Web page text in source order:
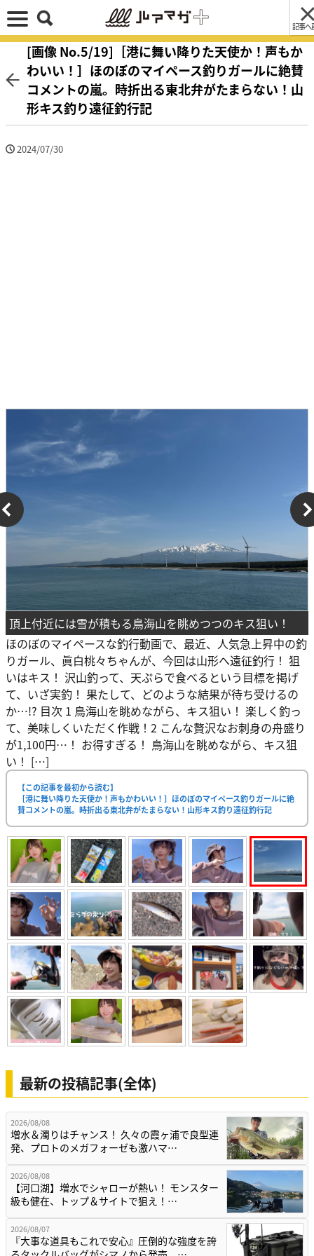
記事へ
[画像 No.5/19]［港に舞い降りた天使か！声もか
わいい！］ほのぼのマイペース釣りガールに絶賛
コメントの嵐。時折出る東北弁がたまらない！山
形キス釣り遠征釣行記
2024/07/30
頂上付近には雪が積もる鳥海山を眺めつつのキス狙い！
ほのぼのマイペースな釣行動画で、最近、人気急上昇中の釣
りガール、眞白桃々ちゃんが、今回は山形へ遠征釣行！ 狙
いはキス！ 沢山釣って、天ぷらで食べるという目標を掲げ
て、いざ実釣！ 果たして、どのような結果が待ち受けるの
か…!? 目次 1 鳥海山を眺めながら、キス狙い！ 楽しく釣っ
て、美味しくいただく作戦！2 こんな贅沢なお刺身の舟盛り
が1,100円…！ お得すぎる！ 鳥海山を眺めながら、キス狙
い！ […]
【この記事を最初から読む】
［港に舞い降りた天使か！声もかわいい！］ほのぼのマイペース釣りガールに絶
賛コメントの嵐。時折出る東北弁がたまらない！山形キス釣り遠征釣行記
最新の投稿記事(全体)
2026/08/08
増水＆濁りはチャンス！ 久々の霞ヶ浦で良型連
発、プロトのメガフォーゼも激ハマ…
2026/08/08
【河口湖】増水でシャローが熱い！ モンスター
級も健在、トップ＆サイトで狙え！…
2026/08/07
『大事な道具もこれで安心』圧倒的な強度を誇